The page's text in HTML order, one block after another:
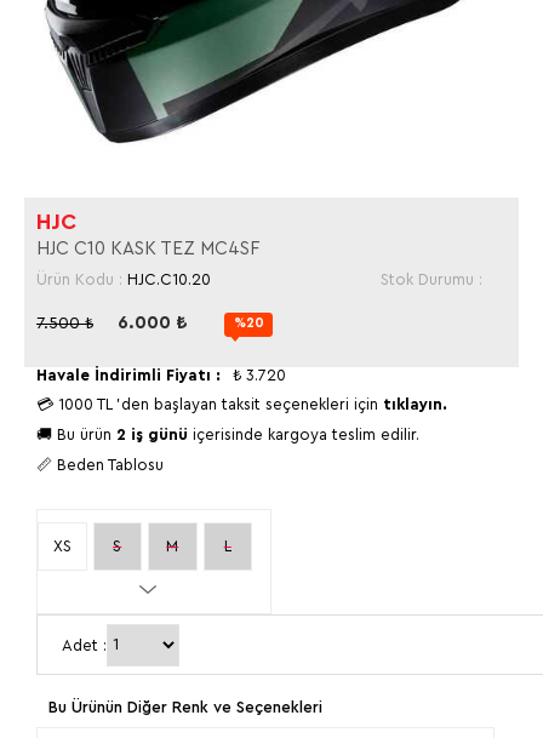
HJC
HJC C10 KASK TEZ MC4SF
Ürün Kodu : HJC.C10.20 Stok Durumu :
7.500₺ 6.000 ₺ %20
Havale İndirimli Fiyatı : ₺ 3.720
💳 1000 TL 'den başlayan taksit seçenekleri için tıklayın.
🚚 Bu ürün 2 iş günü içerisinde kargoya teslim edilir.
📏 Beden Tablosu
XS S M L
Adet :
Bu Ürünün Diğer Renk ve Seçenekleri